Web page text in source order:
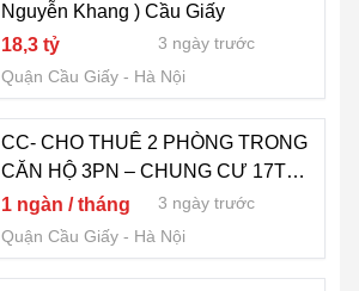
Nguyễn Khang ) Cầu Giấy
18,3 tỷ
3 ngày trước
Quận Cầu Giấy
Hà Nội
CC- CHO THUÊ 2 PHÒNG TRONG
CĂN HỘ 3PN – CHUNG CƯ 17T9
HOÀNG ĐẠO THÚY, TRUNG HÒA,
CẦU GIẤY, HÀ NỘI
1 ngàn / tháng
3 ngày trước
Quận Cầu Giấy
Hà Nội